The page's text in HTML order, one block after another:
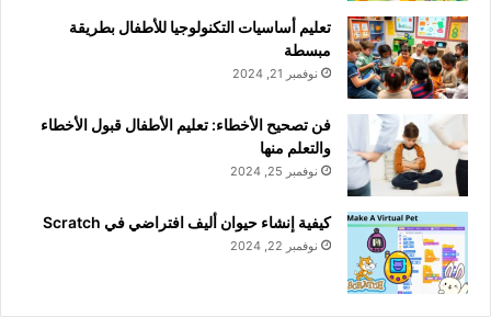
تعليم أساسيات التكنولوجيا للأطفال بطريقة
مبسطة
نوفمبر 21, 2024
فن تصحيح الأخطاء: تعليم الأطفال قبول الأخطاء
والتعلم منها
نوفمبر 25, 2024
كيفية إنشاء حيوان أليف افتراضي في Scratch
نوفمبر 22, 2024